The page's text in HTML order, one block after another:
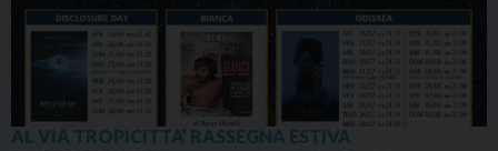
AL VIA TROPICITTA’ RASSEGNA ESTIVA